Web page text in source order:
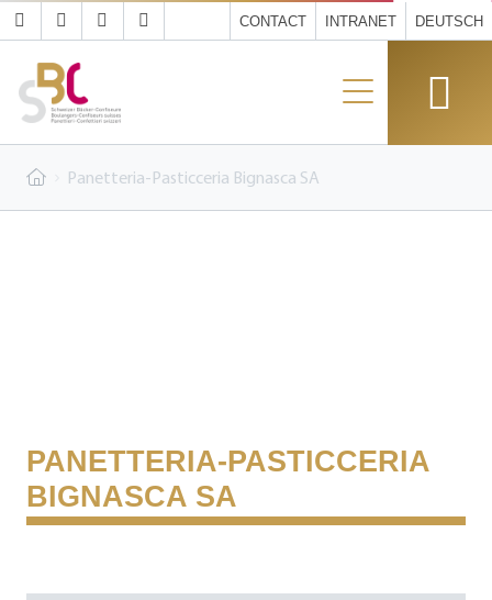
CONTACT INTRANET DEUTSCH
Panetteria-Pasticceria Bignasca SA
PANETTERIA-PASTICCERIA
BIGNASCA SA